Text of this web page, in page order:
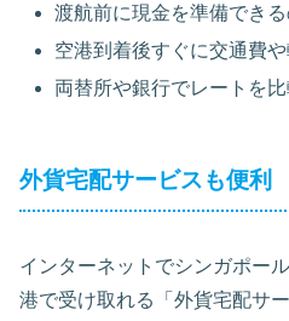
渡航前に現金を準備でき
空港到着後すぐに交通費
両替所や銀行でレートを
外貨宅配サービスも便利
インターネットでシンガポー
港で受け取れる「外貨宅配サ